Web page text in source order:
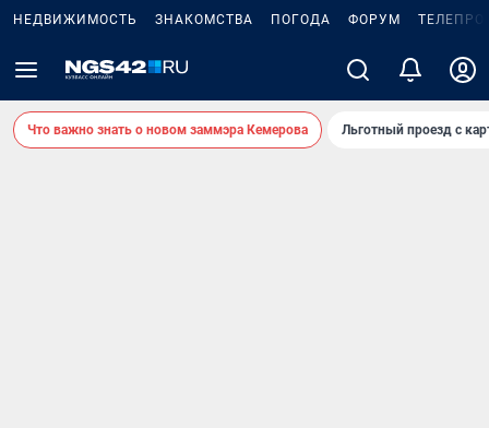
НЕДВИЖИМОСТЬ ЗНАКОМСТВА ПОГОДА ФОРУМ
Что важно знать о новом заммэра Кемерова Льготный проезд с